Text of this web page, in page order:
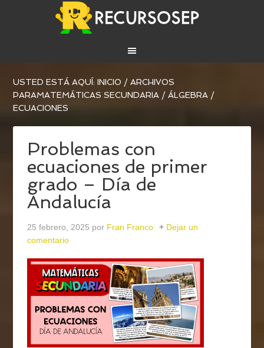
USTED ESTÁ AQUÍ:INICIO / ARCHIVOS
PARAMATEMÁTICAS SECUNDARIA / ÁLGEBRA /
ECUACIONES
Problemas con
ecuaciones de primer
grado – Día de
Andalucía
25 febrero, 2025 por Fran Franco
Dejar un
comentario